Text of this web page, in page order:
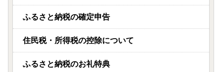
ふるさと納税の確定申告
住民税・所得税の控除について
ふるさと納税のお礼特典